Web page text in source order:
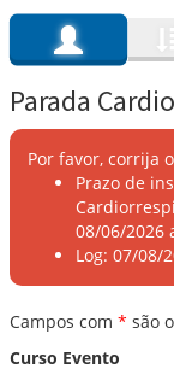
Parada
Por favor, corrija
Prazo de
08/06/2026
Log: 07/08/
Campos com * são
Curso Evento